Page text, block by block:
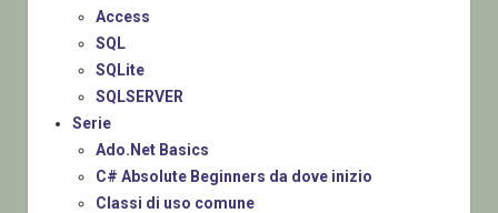
Access
SQL
SQLite
SQLSERVER
Serie
Ado.Net Basics
C# Absolute Beginners da dove inizio
Classi di uso comune